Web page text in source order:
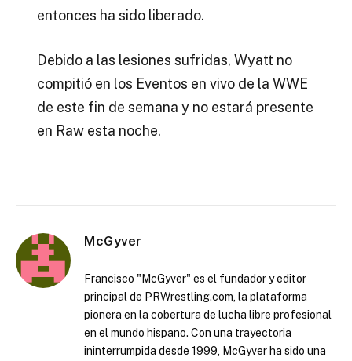
entonces ha sido liberado.
Debido a las lesiones sufridas, Wyatt no
compitió en los Eventos en vivo de la WWE
de este fin de semana y no estará presente
en Raw esta noche.
McGyver
Francisco "McGyver" es el fundador y editor
principal de PRWrestling.com, la plataforma
pionera en la cobertura de lucha libre profesional
en el mundo hispano. Con una trayectoria
ininterrumpida desde 1999, McGyver ha sido una